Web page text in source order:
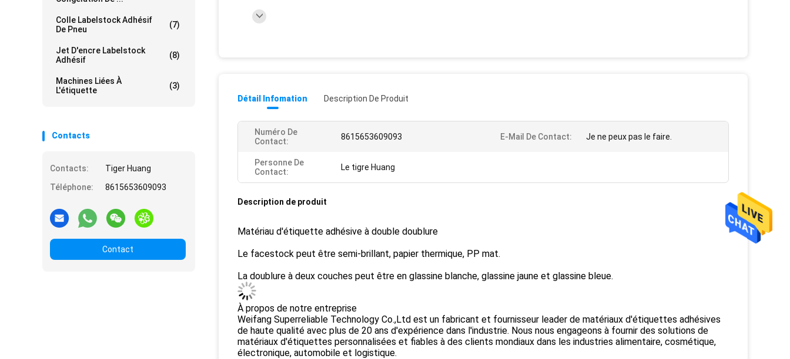
Colle Labelstock Adhésif
De Pneu
(7)
Jet D'encre Labelstock
Adhésif
(8)
Machines Liées À
L'étiquette
(3)
Contacts
Contacts:
Tiger Huang
Téléphone:
8615653609093
Contact
Détail Infomation Description De Produit
Numéro De
Contact:
8615653609093 E-Mail De Contact: Je ne peux pas le faire.
Personne De
Contact:
Le tigre Huang
Description de produit
Matériau d'étiquette adhésive à double doublure
Le facestock peut être semi-brillant, papier thermique, PP mat.
La doublure à deux couches peut être en glassine blanche, glassine jaune et glassine bleue.
À propos de notre entreprise
Weifang Superreliable Technology Co.,Ltd est un fabricant et fournisseur leader de matériaux d'étiquettes adhésives
de haute qualité avec plus de 20 ans d'expérience dans l'industrie. Nous nous engageons à fournir des solutions de
matériaux d'étiquettes personnalisées et fiables à des clients mondiaux dans les industries alimentaire, cosmétique,
électronique, automobile et logistique.